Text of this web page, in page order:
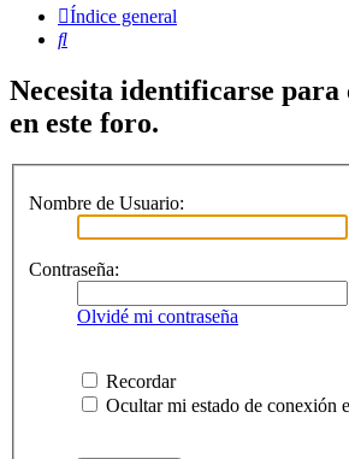
Índice general
Buscar
Necesita identificarse para
en este foro.
Nombre de Usuario:
Contraseña:
Olvidé mi contraseña
Recordar
Ocultar mi estado de conexión